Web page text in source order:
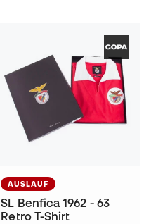
AUSLAUF
SL Benfica 1962 - 63
Retro T-Shirt